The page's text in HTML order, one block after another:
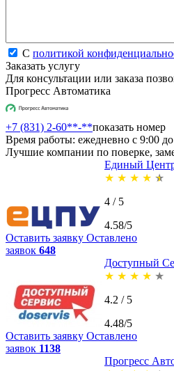
С политикой
Заказать услугу
Для консультации или заказа
Прогресс Автоматика
+7 (831) 2-60**-**показать номер
Время работы: ежедневно с 9:00
Лучшие компании по поверке,
Единый
★ ★ ★ ★ ★
4 / 5
4.58/5
Оставить заявку Оставлено
заявок 648
Доступный
★ ★ ★ ★ ★
4.2 / 5
4.48/5
Оставить заявку Оставлено
заявок 1138
Прогресс